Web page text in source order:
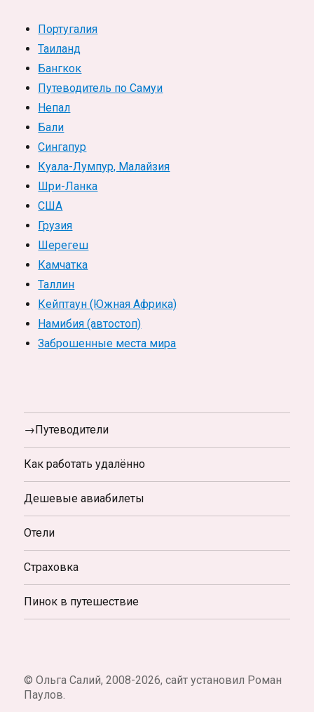
Португалия
Таиланд
Бангкок
Путеводитель по Самуи
Непал
Бали
Сингапур
Куала-Лумпур, Малайзия
Шри-Ланка
США
Грузия
Шерегеш
Камчатка
Таллин
Кейптаун (Южная Африка)
Намибия (автостоп)
Заброшенные места мира
→Путеводители
Как работать удалённо
Дешевые авиабилеты
Отели
Страховка
Пинок в путешествие
© Ольга Салий, 2008-2026, сайт установил Роман
Паулов.